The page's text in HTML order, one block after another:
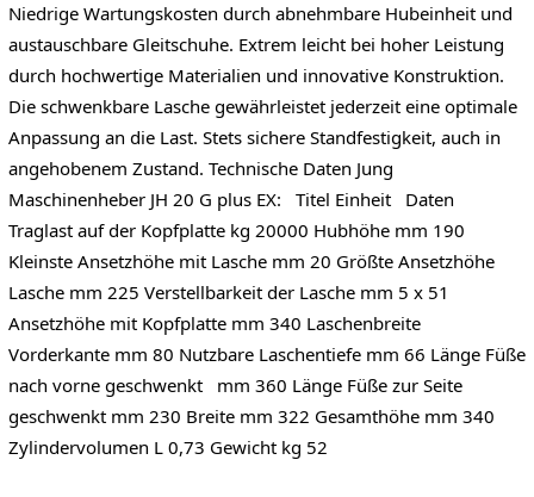
Niedrige Wartungskosten durch abnehmbare Hubeinheit und
austauschbare Gleitschuhe. Extrem leicht bei hoher Leistung
durch hochwertige Materialien und innovative Konstruktion.
Die schwenkbare Lasche gewährleistet jederzeit eine optimale
Anpassung an die Last. Stets sichere Standfestigkeit, auch in
angehobenem Zustand. Technische Daten Jung
Maschinenheber JH 20 G plus EX: Titel Einheit Daten
Traglast auf der Kopfplatte kg 20000 Hubhöhe mm 190
Kleinste Ansetzhöhe mit Lasche mm 20 Größte Ansetzhöhe
Lasche mm 225 Verstellbarkeit der Lasche mm 5 x 51
Ansetzhöhe mit Kopfplatte mm 340 Laschenbreite
Vorderkante mm 80 Nutzbare Laschentiefe mm 66 Länge Füße
nach vorne geschwenkt mm 360 Länge Füße zur Seite
geschwenkt mm 230 Breite mm 322 Gesamthöhe mm 340
Zylindervolumen L 0,73 Gewicht kg 52